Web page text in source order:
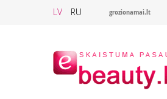
LV RU grozionamai.lt